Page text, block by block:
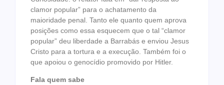
clamor popular” para o achatamento da
maioridade penal. Tanto ele quanto quem aprova
posições como essa esquecem que o tal “clamor
popular” deu liberdade a Barrabás e enviou Jesus
Cristo para a tortura e a execução. Também foi o
que apoiou o genocídio promovido por Hitler.
Fala quem sabe